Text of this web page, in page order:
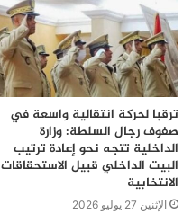
ترقبا لحركة انتقالية واسعة في
صفوف رجال السلطة: وزارة
الداخلية تتجه نحو إعادة ترتيب
البيت الداخلي قبيل الاستحقاقات
الانتخابية
الإثنين 27 يوليو 2026